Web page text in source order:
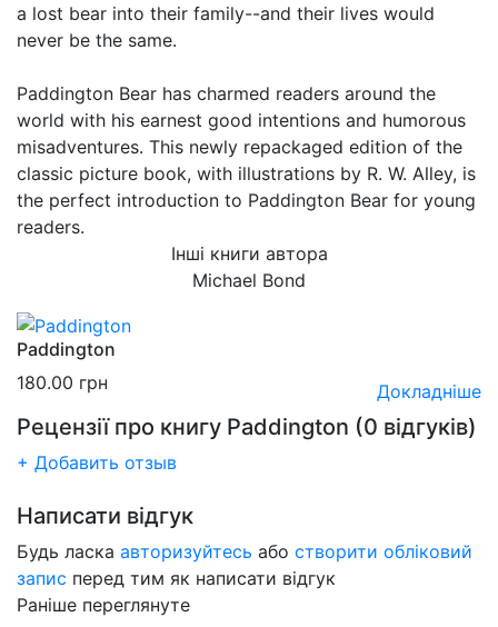
a lost bear into their family--and their lives would
never be the same.
Paddington Bear has charmed readers around the
world with his earnest good intentions and humorous
misadventures. This newly repackaged edition of the
classic picture book, with illustrations by R. W. Alley, is
the perfect introduction to Paddington Bear for young
readers.
Інші книги автора
Michael Bond
Paddington
180.00 грн Докладніше
Рецензії про книгу Paddington (0 відгуків)
+ Добавить отзыв
Написати відгук
Будь ласка авторизуйтесь або створити обліковий
запис перед тим як написати відгук
Раніше переглянуте